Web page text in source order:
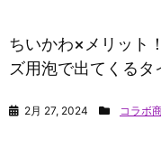
ちいかわ×メリット
ズ用泡で出てくるタ
2月 27, 2024 コラボ